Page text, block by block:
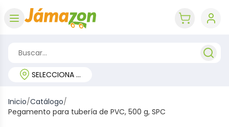
SELECCIONA TU REGIÓN
Inicio/Catálogo/
Pegamento para tubería de PVC, 500 g, SPC